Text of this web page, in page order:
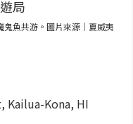
魚共游。圖片來源｜夏威夷
Kailua-Kona, HI